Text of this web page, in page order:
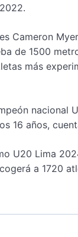
Cameron
de 1500
más
nacional
16 años,
U20 Lima
a 1720